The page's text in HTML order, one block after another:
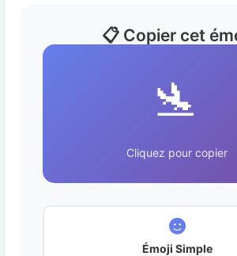
📋 Copier cet
🛬
Cliquez pour copier
Émoji Simple